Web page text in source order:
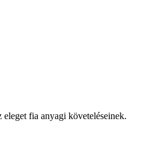
fia anyagi követeléseinek.